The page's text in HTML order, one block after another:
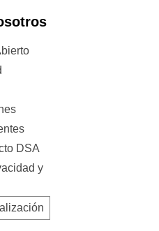
DSA
y